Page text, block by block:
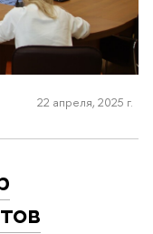
22 апреля, 2025 г.